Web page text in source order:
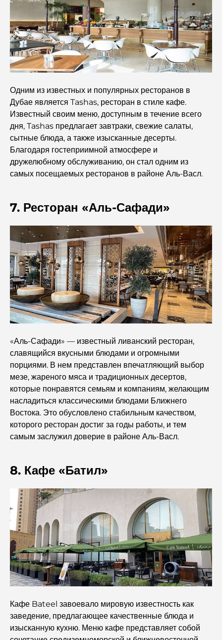
Кредитные карты в ОАЭ: полное руководство по
разумным тратам
Больница в DIFC: Медицинское обслуживание
мирового класса в Дубае.
Фитнес-центры в DIFC: где фитнес сочетается с
деловым образом жизни.
Самый редкий автомобиль в мире: автомобильные
легенды, неподвластные цене.
Торговые платформы в ОАЭ: руководство для
современных инвесторов
сочетается с отдыхом.
Лучшие школы с программой IB в Дубае: полное
руководство для родителей
Генеральный план развития района Dubai Hills:
концепция современной жизни в жилом комплексе.
Ресторан «Дубайская опера»: место, где изысканная
кухня встречается с культурой.
Самые дорогие бренды костюмов, определяющие
понятие роскошного пошива.
Рестораны на пляже J1: новое роскошное место для
ужина в Дубае.
Самые дорогие часы Rolex, когда-либо проданные.
для любителей кофе.
Самые дорогие автомобили Mercedes, когда-либо
созданные.
Переезд в Дубай из Австралии: полное руководство по
релокации.
премиум-класса
Самые дорогие автомобили Tesla: инновации и
Одним из известных и популярных ресторанов в
Дубае является Tashas, ​​ресторан в стиле кафе.
Известный своим меню, доступным в течение всего
дня, Tashas предлагает завтраки, свежие салаты,
сытные блюда, а также изысканные десерты.
Благодаря гостеприимной атмосфере и
дружелюбному обслуживанию, он стал одним из
самых посещаемых ресторанов в районе Аль-Васл.
7. Ресторан «Аль-Сафади»
«Аль-Сафади» — известный ливанский ресторан,
славящийся вкусными блюдами и огромными
порциями. В нем представлен впечатляющий выбор
мезе, жареного мяса и традиционных десертов,
которые понравятся семьям и компаниям, желающим
насладиться классическими блюдами Ближнего
Востока. Это обусловлено стабильным качеством,
которого ресторан достиг за годы работы, и тем
самым заслужил доверие в районе Аль-Васл.
8. Кафе «Батил»
Кафе Bateel завоевало мировую известность как
заведение, предлагающее качественные блюда и
изысканную кухню. Меню кафе представляет собой